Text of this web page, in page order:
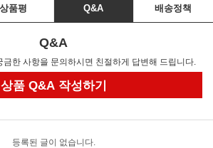
상품평 Q&A 배송정책
Q&A
금한 사항을 문의하시면 친절하게 답변해 드립니다.
상품 Q&A 작성하기
등록된 글이 없습니다.